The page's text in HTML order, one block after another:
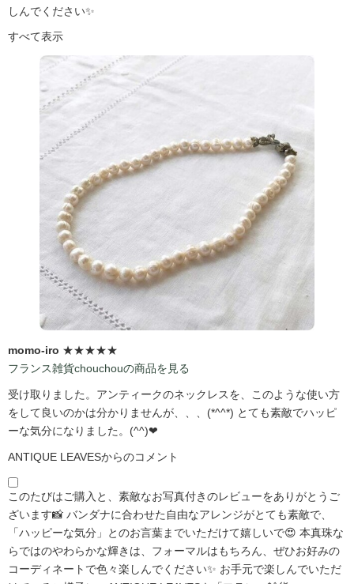
しんでください✨
すべて表示
momo-iro ★★★★★
フランス雑貨chouchouの商品を見る
受け取りました。アンティークのネックレスを、このような使い方
をして良いのかは分かりませんが、、、(*^^*) とても素敵でハッピ
ーな気分になりました。(^^)❤
ANTIQUE LEAVESからのコメント
このたびはご購入と、素敵なお写真付きのレビューをありがとうご
ざいます📸 バンダナに合わせた自由なアレンジがとても素敵で、
「ハッピーな気分」とのお言葉までいただけて嬉しいで😍 本真珠な
らではのやわらかな輝きは、フォーマルはもちろん、ぜひお好みの
コーディネートで色々楽しんでください✨ お手元で楽しんでいただ